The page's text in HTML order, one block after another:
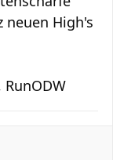
neuen High's